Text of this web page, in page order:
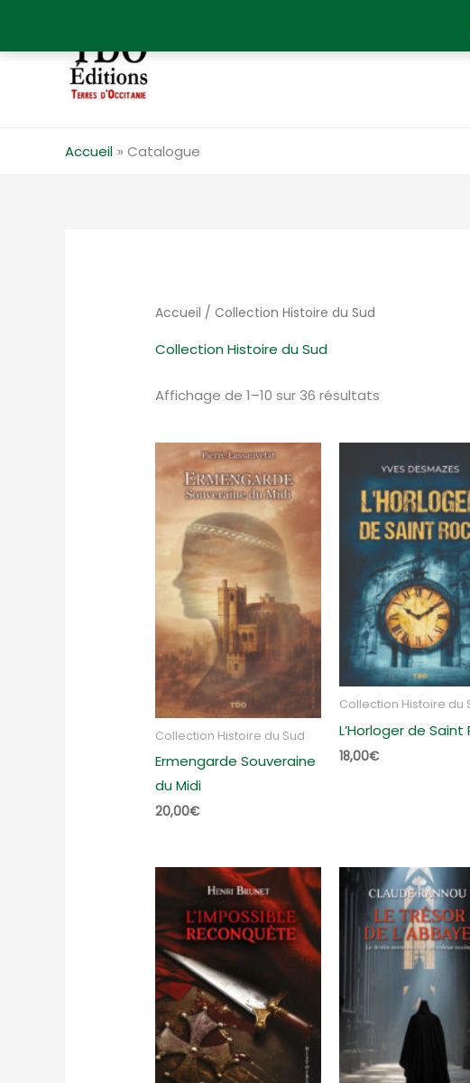
Accueil Catalogue
Accueil / Collection Histoire du Sud
Collection Histoire du Sud
Affichage de 1–10 sur 36 résultats
au
plus
ancien
Collection Histoire du Sud
Ermengarde Souveraine
du Midi
20,00€
Collection Histoire du
L’Horloger de Saint
18,00€